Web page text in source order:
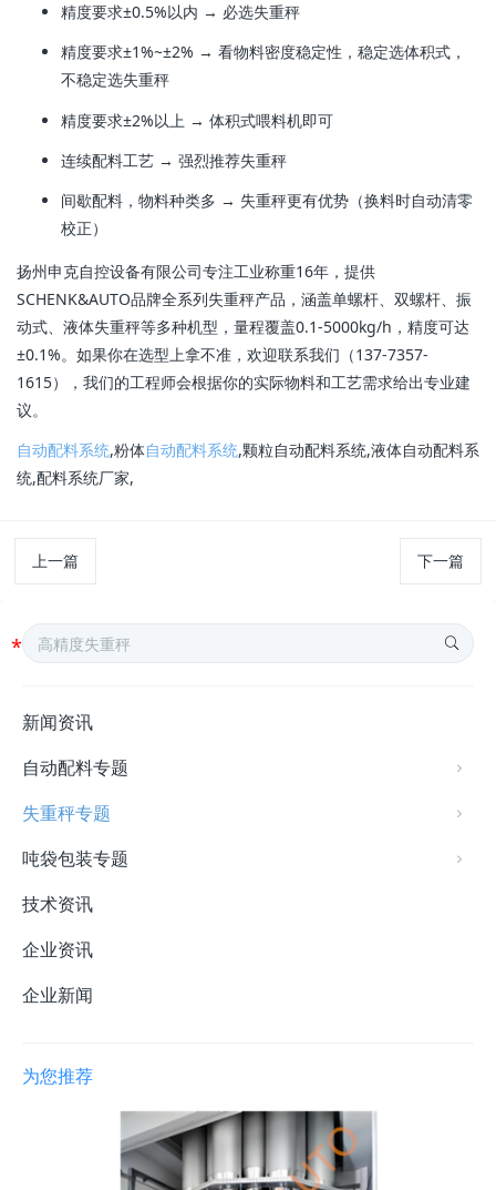
精度要求±0.5%以内 → 必选失重秤
精度要求±1%~±2% → 看物料密度稳定性，稳定选体积式，
不稳定选失重秤
精度要求±2%以上 → 体积式喂料机即可
连续配料工艺 → 强烈推荐失重秤
间歇配料，物料种类多 → 失重秤更有优势（换料时自动清零
校正）
扬州申克自控设备有限公司专注工业称重16年，提供
SCHENK&AUTO品牌全系列失重秤产品，涵盖单螺杆、双螺杆、振
动式、液体失重秤等多种机型，量程覆盖0.1-5000kg/h，精度可达
±0.1%。如果你在选型上拿不准，欢迎联系我们（137-7357-
1615），我们的工程师会根据你的实际物料和工艺需求给出专业建
议。
自动配料系统,粉体自动配料系统,颗粒自动配料系统,液体自动配料系
统,配料系统厂家,
上一篇 下一篇
新闻资讯
自动配料专题
失重秤专题
吨袋包装专题
技术资讯
企业资讯
企业新闻
为您推荐